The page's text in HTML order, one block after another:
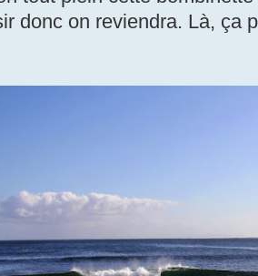
donc on reviendra. Là, ça